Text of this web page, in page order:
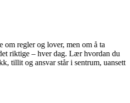
om regler og lover, men om å ta
riktige – hver dag. Lær hvordan du
tillit og ansvar står i sentrum, uansett